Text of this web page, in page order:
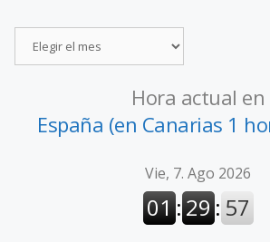
Hora actual en
España (en Canarias 1